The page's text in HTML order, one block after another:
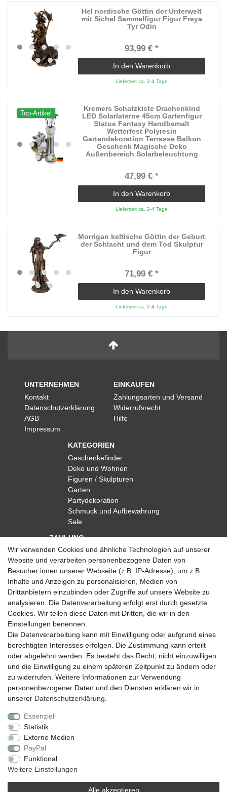
Hel nordische Göttin der Unterwelt
mit Sichel Sammelfigur Figur Freya
Tyr Odin
93,99 € *
In den Warenkorb
Lieferzeit ca. 2-4 Tage
Top-Artikel
Kremers Schatzkiste Drachenkind
LED Solarlaterne 45cm Gartenfigur
Statue Fantasy Handbemalt
Wetterfest Polyresin
Gartendekoration Terrasse Balkon
Geschenk Magische Deko
Außenbereich Solarbeleuchtung
47,99 € *
In den Warenkorb
Lieferzeit ca. 2-4 Tage
Morrigan keltische Göttin der Geburt
der Schlacht und dem Tod Skulptur
Figur
71,99 € *
In den Warenkorb
Lieferzeit ca. 2-4 Tage
UNTERNEHMEN
Kontakt
Datenschutzerklärung
AGB
Impressum
EINKAUFEN
Zahlungsarten und Versand
Widerrufsrecht
Hilfe
KATEGORIEN
Geschenkefinder
Deko und Wohnen
Figuren / Skulpturen
Garten
Partydekoration
Schmuck und Aufbewahrung
Sale
ZAHLUNG
VERSAND
SICHER EINKAUFEN
Sicher einkaufen mit
durchgehender SSL-Verschlüsselung
* Alle Preise verstehen sich inkl. MwSt. zzgl. Versandkosten. Alle Angebote sind
freibleibend zzgl. Versandkosten und bei Nachnahme Übermittlungsentgelt.
Copyright 2019 © Kremers-Schatzkiste | Alle Rechte vorbehalten.
Wir verwenden Cookies und ähnliche Technologien auf unserer
Website und verarbeiten personenbezogene Daten von
Besucher:innen unserer Webseite (z.B. IP-Adresse), um z.B.
Inhalte und Anzeigen zu personalisieren, Medien von
Drittanbietern einzubinden oder Zugriffe auf unsere Website zu
analysieren. Die Datenverarbeitung erfolgt erst durch gesetzte
Cookies. Wir teilen diese Daten mit Dritten, die wir in den
Einstellungen benennen.
Die Datenverarbeitung kann mit Einwilligung oder aufgrund eines
berechtigten Interesses erfolgen. Die Zustimmung kann erteilt
oder abgelehnt werden. Es besteht das Recht, nicht einzuwilligen
und die Einwilligung zu einem späteren Zeitpunkt zu ändern oder
zu widerrufen. Weitere Informationen zur Verwendung
personenbezogener Daten und den Diensten erklären wir in
unserer Daten­schutz­erklärung
Essenziell
Statistik
Externe Medien
PayPal
Funktional
Weitere Einstellungen
Alle akzeptieren